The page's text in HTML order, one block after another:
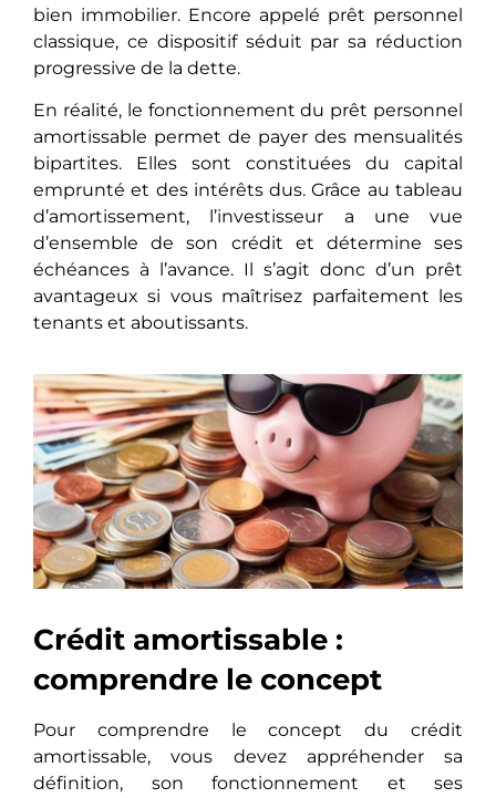
bien immobilier. Encore appelé prêt personnel
classique, ce dispositif séduit par sa réduction
progressive de la dette.
En réalité, le fonctionnement du prêt personnel
amortissable permet de payer des mensualités
bipartites. Elles sont constituées du capital
emprunté et des intérêts dus. Grâce au tableau
d’amortissement, l’investisseur a une vue
d’ensemble de son crédit et détermine ses
échéances à l’avance. Il s’agit donc d’un prêt
avantageux si vous maîtrisez parfaitement les
tenants et aboutissants.
Crédit amortissable :
comprendre le concept
Pour comprendre le concept du crédit
amortissable, vous devez appréhender sa
définition, son fonctionnement et ses